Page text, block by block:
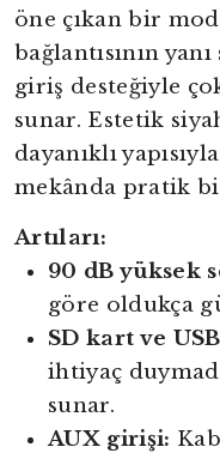
öne çıkan bir
bağlantısının
giriş desteğiyle
sunar. Estetik
dayanıklı
mekânda pratik
Artıları:
90 dB yüksek
göre oldukça
SD kart ve
ihtiyaç
sunar.
AUX girişi: